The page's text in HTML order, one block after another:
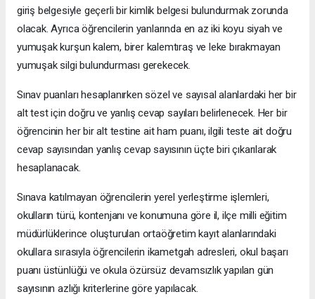
giriş belgesiyle geçerli bir kimlik belgesi bulundurmak zorunda
olacak. Ayrıca öğrencilerin yanlarında en az iki koyu siyah ve
yumuşak kurşun kalem, birer kalemtıraş ve leke bırakmayan
yumuşak silgi bulundurması gerekecek.
Sınav puanları hesaplanırken sözel ve sayısal alanlardaki her bir
alt test için doğru ve yanlış cevap sayıları belirlenecek. Her bir
öğrencinin her bir alt testine ait ham puanı, ilgili teste ait doğru
cevap sayısından yanlış cevap sayısının üçte biri çıkarılarak
hesaplanacak.
Sınava katılmayan öğrencilerin yerel yerleştirme işlemleri,
okulların türü, kontenjanı ve konumuna göre il, ilçe milli eğitim
müdürlüklerince oluşturulan ortaöğretim kayıt alanlarındaki
okullara sırasıyla öğrencilerin ikametgah adresleri, okul başarı
puanı üstünlüğü ve okula özürsüz devamsızlık yapılan gün
sayısının azlığı kriterlerine göre yapılacak.